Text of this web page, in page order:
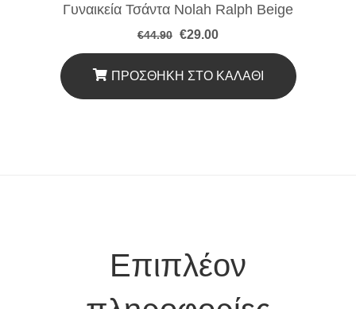
Γυναικεία Τσάντα Nolah Ralph Beige
€44.90 Original
€44.90.
€29.00Η
είναι:
€29.00.
ΠΡΟΣΘΉΚΗ ΣΤΟ ΚΑΛΆΘΙ
Επιπλέον